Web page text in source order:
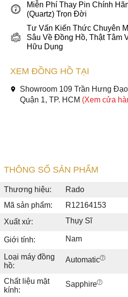
Miễn Phí Thay Pin Chính
(Quartz) Trọn Đời
Tư Vấn Kiến Thức Chuyên
Sâu Về Đồng Hồ, Thật Tâm
Hữu Dụng
XEM ĐỒNG HỒ TẠI
Showroom 109 Trần Hưng
Quận 1, TP. HCM (Xem cửa
THÔNG SỐ SẢN PHẨM
Thương hiệu:
Rado
Mã sản phẩm:
R12164153
Xuất xứ:
Thụy Sĩ
Giới tính: Nam
Loại máy đồng
hồ:
Automatic
Chất liệu mặt
kính:
Sapphire